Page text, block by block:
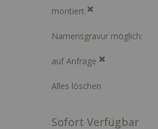
montiert
Namensgravur möglich
auf Anfrage
Alles löschen
Sofort Verfügbar